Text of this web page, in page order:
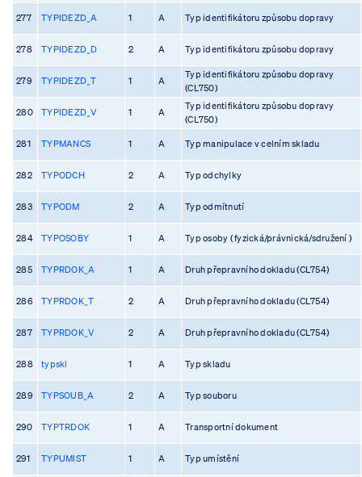
277 TYPIDEZD_A 1 A Typ identifikátoru způsobu dopravy
278 TYPIDEZD_D 2 A Typ identifikátoru způsobu dopravy
279 TYPIDEZD_T 1 A
Typ identifikátoru způsobu dopravy
(CL750)
280 TYPIDEZD_V 1 A
Typ identifikátoru způsobu dopravy
(CL750)
281 TYPMANCS 1 A Typ manipulace v celním skladu
282 TYPODCH 2 A Typ odchylky
283 TYPODM 2 A Typ odmítnutí
284 TYPOSOBY 1 A Typ osoby ( fyzická/právnická/sdružení )
285 TYPRDOK_A 1 A Druh přepravního dokladu (CL754)
286 TYPRDOK_T 2 A Druh přepravního dokladu (CL754)
287 TYPRDOK_V 2 A Druh přepravního dokladu (CL754)
288 typskl 1 A Typ skladu
289 TYPSOUB_A 2 A Typ souboru
290 TYPTRDOK 1 A Transportní dokument
291 TYPUMIST 1 A Typ umístění